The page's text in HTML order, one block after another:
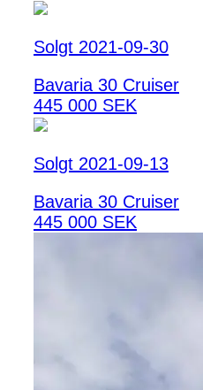
Solgt 2021-09-30
Bavaria 30 Cruiser
445 000 SEK
Solgt 2021-09-13
Bavaria 30 Cruiser
445 000 SEK